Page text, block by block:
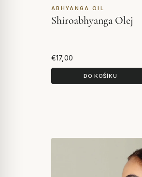
ABHYANGA OIL
Shiroabhyanga Olej
€17,00
DO KOŠÍKU